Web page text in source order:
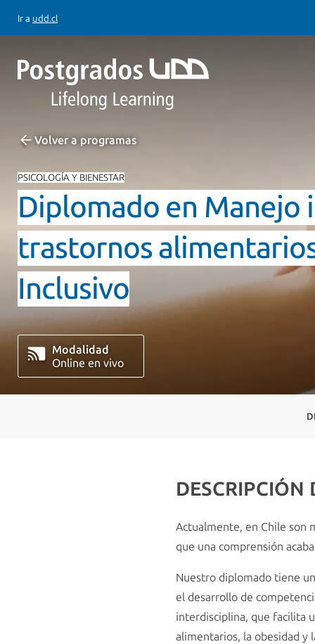
Ir a udd.cl
Volver a programas
PSICOLOGÍA Y BIENESTAR
Diplomado en Manejo
trastornos
Inclusivo
Modalidad
Online en vivo
DESCRIPCIÓN
Actualmente, en Chile son
que una comprensión
Nuestro diplomado tiene
el desarrollo de
interdisciplina, que facilita
alimentarios, la obesidad y